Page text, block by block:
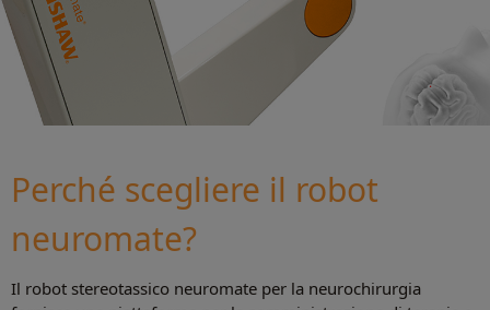
Perché scegliere il robot
neuromate?
Il robot stereotassico neuromate per la neurochirurgia